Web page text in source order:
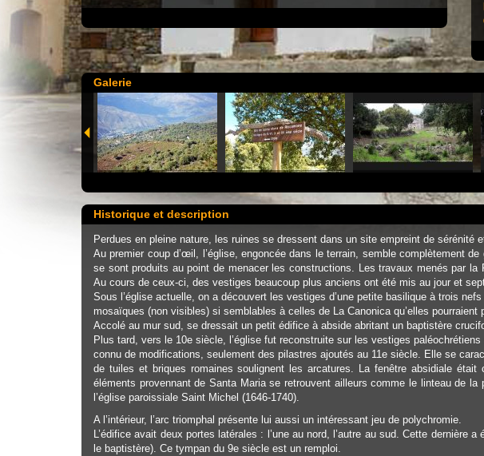
Galerie
Historique et description
Perdues en pleine nature, les ruines se dressent dans un site empreint de
Au premier coup d’œil, l’église, engoncée dans le terrain, semble complètement
se sont produits au point de menacer les constructions. Les travaux menés par
Au cours de ceux-ci, des vestiges beaucoup plus anciens ont été mis au jour et
Sous l’église actuelle, on a découvert les vestiges d’une petite basilique à trois
mosaïques (non visibles) si semblables à celles de La Canonica qu’elles pourraient
Accolé au mur sud, se dressait un petit édifice à abside abritant un baptistère
Plus tard, vers le 10e siècle, l’église fut reconstruite sur les vestiges
connu de modifications, seulement des pilastres ajoutés au 11e siècle. Elle se
de tuiles et briques romaines soulignent les arcatures. La fenêtre absidiale était
éléments provennant de Santa Maria se retrouvent ailleurs comme le linteau de
l’église paroissiale Saint Michel (1646-1740).
A l’intérieur, l’arc triomphal présente lui aussi un intéressant jeu de polychromie.
L’édifice avait deux portes latérales : l’une au nord, l’autre au sud. Cette dernière
le baptistère). Ce tympan du 9e siècle est un remploi.